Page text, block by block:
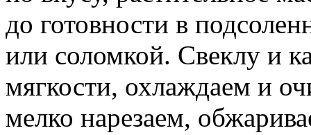
до готовности в
или соломкой. Свеклу и
мягкости, охлаждаем и
мелко нарезаем,